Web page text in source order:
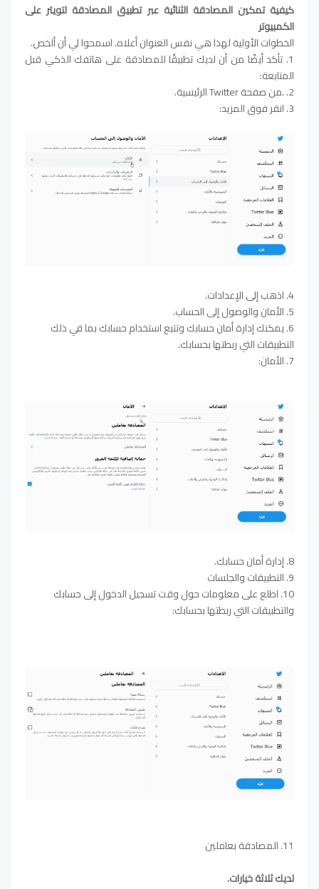
كيفية تمكين المصادقة الثنائية عبر تطبيق المصادقة لتويتر على
الكمبيوتر
الخطوات الأولية لهذا هي نفس العنوان أعلاه. اسمحوا لي أن ألخص.
1. تأكد أيضًا من أن لديك تطبيقًا للمصادقة على هاتفك الذكي قبل
المتابعة:
2. .من صفحة Twitter الرئيسية.
3. انقر فوق المزيد:
4. اذهب إلى الإعدادات.
5. الأمان والوصول إلى الحساب.
6. يمكنك إدارة أمان حسابك وتتبع استخدام حسابك بما في ذلك
التطبيقات التي ربطتها بحسابك.
7. الأمان:
8. إدارة أمان حسابك.
9. التطبيقات والجلسات
10. اطلع على معلومات حول وقت تسجيل الدخول إلى حسابك
والتطبيقات التي ربطتها بحسابك:
11. المصادقة بعاملين
لديك ثلاثة خيارات.